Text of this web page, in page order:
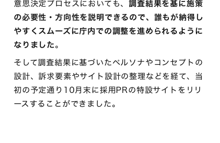
意思決定プロセスにおいても、調査結果を基に施策
の必要性・方向性を説明できるので、誰もが納得し
やすくスムーズに庁内での調整を進められるように
なりました。
そして調査結果に基づいたペルソナやコンセプトの
設計、訴求要素やサイト設計の整理などを経て、当
初の予定通り10月末に採用PRの特設サイトをリリ
ースすることができました。